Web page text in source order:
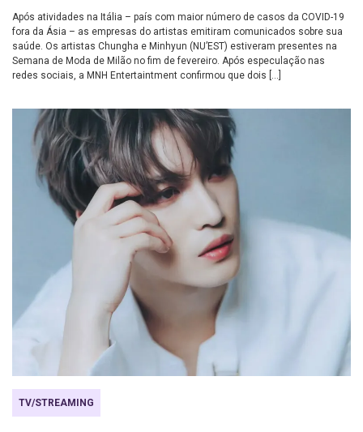
Após atividades na Itália – país com maior número de casos da COVID-19
fora da Ásia – as empresas do artistas emitiram comunicados sobre sua
saúde. Os artistas Chungha e Minhyun (NU’EST) estiveram presentes na
Semana de Moda de Milão no fim de fevereiro. Após especulação nas
redes sociais, a MNH Entertaintment confirmou que dois […]
TV/STREAMING